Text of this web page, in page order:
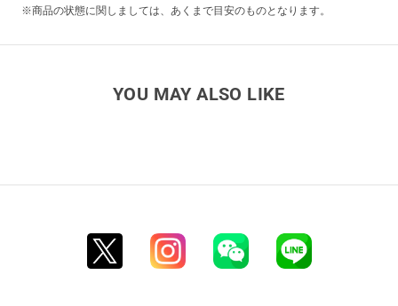
※商品の状態に関しましては、あくまで目安のものとなります。
YOU MAY ALSO LIKE